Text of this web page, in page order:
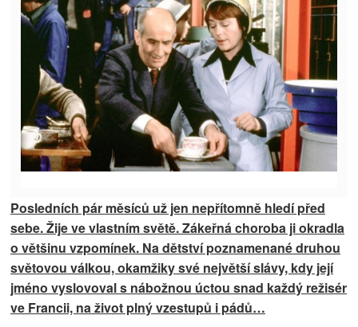
Posledních pár měsíců už jen nepřítomně hledí před
sebe. Žije ve vlastním světě. Zákeřná choroba ji okradla
o většinu vzpomínek. Na dětství poznamenané druhou
světovou válkou, okamžiky své největší slávy, kdy její
jméno vyslovoval s nábožnou úctou snad každý režisér
ve Francii, na život plný vzestupů i pádů…